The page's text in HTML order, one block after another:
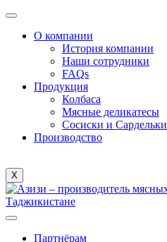
О компании
История компании
Наши сотрудники
FAQs
Продукция
Колбаса
Мясные деликатесы
Сосиски и Сардельки
Производство
X
Партнёрам